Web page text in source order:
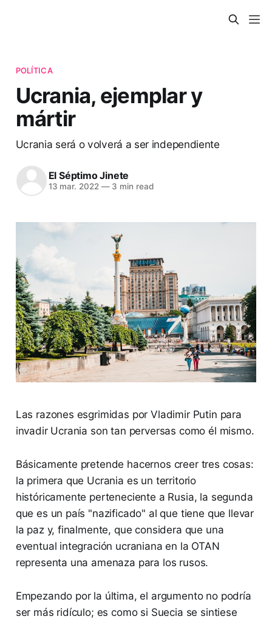
POLÍTICA
Ucrania, ejemplar y
mártir
Ucrania será o volverá a ser independiente
El Séptimo Jinete
13 mar. 2022 —3 min read
Las razones esgrimidas por Vladimir Putin para
invadir Ucrania son tan perversas como él mismo.
Básicamente pretende hacernos creer tres cosas:
la primera que Ucrania es un territorio
históricamente perteneciente a Rusia, la segunda
que es un país "nazificado" al que tiene que llevar
la paz y, finalmente, que considera que una
eventual integración ucraniana en la OTAN
representa una amenaza para los rusos.
Empezando por la última, el argumento no podría
ser más ridículo; es como si Suecia se sintiese